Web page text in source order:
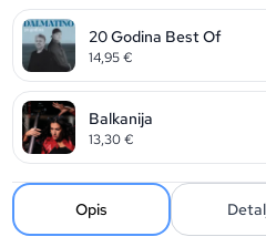
20 Godina Best Of
14,95€
Balkanija
13,30€
Opis